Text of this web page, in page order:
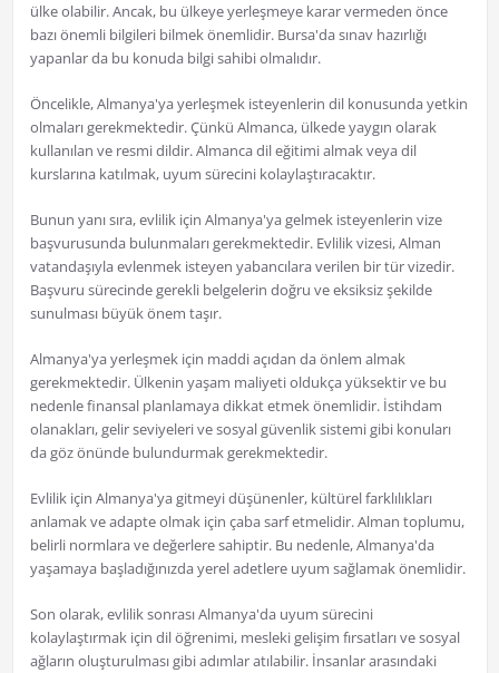
ülke olabilir. Ancak, bu ülkeye yerleşmeye karar vermeden önce
bazı önemli bilgileri bilmek önemlidir. Bursa'da sınav hazırlığı
yapanlar da bu konuda bilgi sahibi olmalıdır.
Öncelikle, Almanya'ya yerleşmek isteyenlerin dil konusunda yetkin
olmaları gerekmektedir. Çünkü Almanca, ülkede yaygın olarak
kullanılan ve resmi dildir. Almanca dil eğitimi almak veya dil
kurslarına katılmak, uyum sürecini kolaylaştıracaktır.
Bunun yanı sıra, evlilik için Almanya'ya gelmek isteyenlerin vize
başvurusunda bulunmaları gerekmektedir. Evlilik vizesi, Alman
vatandaşıyla evlenmek isteyen yabancılara verilen bir tür vizedir.
Başvuru sürecinde gerekli belgelerin doğru ve eksiksiz şekilde
sunulması büyük önem taşır.
Almanya'ya yerleşmek için maddi açıdan da önlem almak
gerekmektedir. Ülkenin yaşam maliyeti oldukça yüksektir ve bu
nedenle finansal planlamaya dikkat etmek önemlidir. İstihdam
olanakları, gelir seviyeleri ve sosyal güvenlik sistemi gibi konuları
da göz önünde bulundurmak gerekmektedir.
Evlilik için Almanya'ya gitmeyi düşünenler, kültürel farklılıkları
anlamak ve adapte olmak için çaba sarf etmelidir. Alman toplumu,
belirli normlara ve değerlere sahiptir. Bu nedenle, Almanya'da
yaşamaya başladığınızda yerel adetlere uyum sağlamak önemlidir.
Son olarak, evlilik sonrası Almanya'da uyum sürecini
kolaylaştırmak için dil öğrenimi, mesleki gelişim fırsatları ve sosyal
ağların oluşturulması gibi adımlar atılabilir. İnsanlar arasındaki